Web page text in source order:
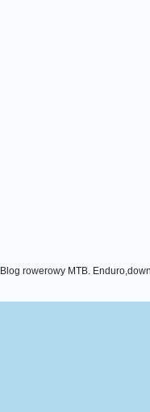
Blog rowerowy MTB.